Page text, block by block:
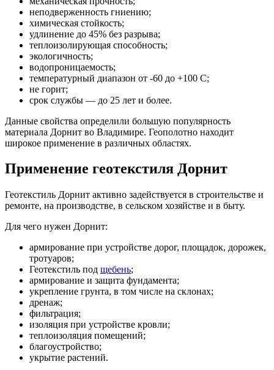
неподверженность гниению;
химическая стойкость;
удлинение до 45% без разрыва;
теплоизолирующая способность;
экологичность;
водопроницаемость;
температурный диапазон от -60 до +100 С;
не горит;
срок службы — до 25 лет и более.
Данные свойства определили большую популярность
материала Дорнит во Владимире. Геополотно находит
широкое применение в различных областях.
Применение геотекстиля Дорнит
Геотекстиль Дорнит активно задействуется в строительстве и
ремонте, на производстве, в сельском хозяйстве и в быту.
Для чего нужен Дорнит:
армирование при устройстве дорог, площадок, дорожек,
тротуаров;
Геотекстиль под щебень;
армирование и защита фундамента;
укрепление грунта, в том числе на склонах;
дренаж;
фильтрация;
изоляция при устройстве кровли;
теплоизоляция помещений;
благоустройство;
укрытие растений.